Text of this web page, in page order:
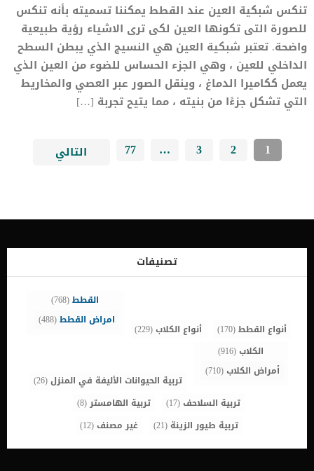
تنكس شبكية العين عند القطط يمكننا تسميته بأنه تنكس
للصورة التى تكونها العين لكى ترى الاشياء رؤية طبيعية
واضحة. تعتبر شبكية العين هي النسيج الذي يبطن السطح
الداخلي للعين ، وهي الجزء الحساس للضوء من العين الذي
يعمل ككاميرا الدماغ ، وينقل الصور عبر العصي والمخاريط
التي تشكل جزءًا من بنيته ، مما يتيح تجربة […]
1
2
3
…
77 التالي
تصنيفات
أنواع القطط(170) أنواع الكلاب(229)
القطط(768)
امراض القطط(488)
الكلاب(916)
أمراض الكلاب(710)
تربية الحيوانات الأليفة في المنزل(26)
تربية السلاحف(17) تربية الهامستر(8)
تربية طيور الزينة (21) غير مصنف(12)